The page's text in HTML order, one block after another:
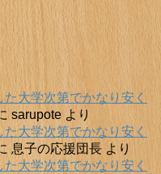
大学次第でかなり安く
sarupote より
大学次第でかなり安く
息子の応援団長 より
大学次第でかなり安く